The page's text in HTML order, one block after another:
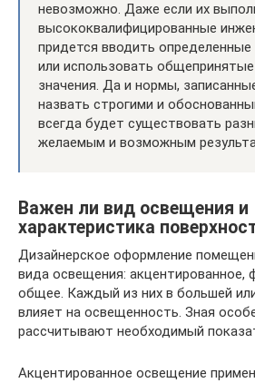
невозможно. Даже если их
высококвалифицированные
придется вводить
или использовать
значения. Да и нормы,
назвать строгими и
всегда будет существовать
желаемым и возможным
Важен ли вид освещения и
характеристика
Дизайнерское оформление
вида освещения: акцентированное,
общее. Каждый из них в большей
влияет на освещенность. Зная
рассчитывают необходимый
Акцентированное освещение